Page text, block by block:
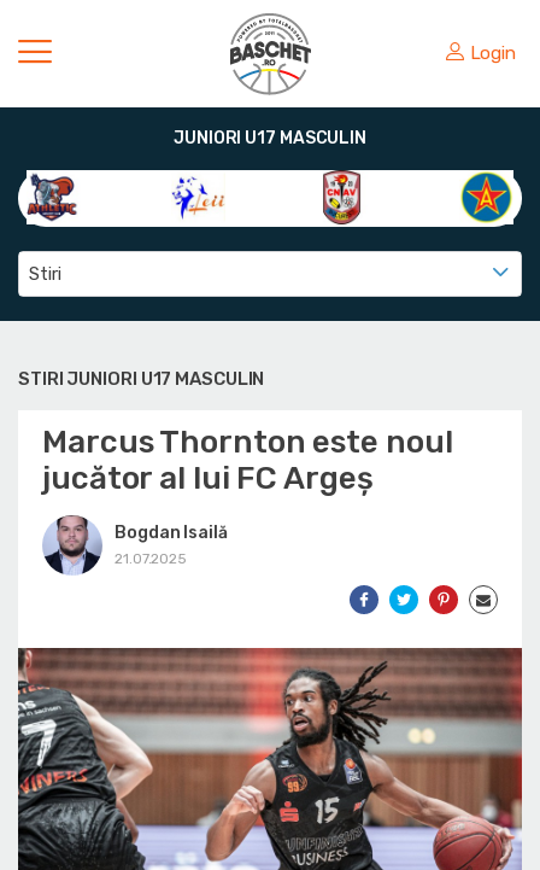
Login
JUNIORI U17 MASCULIN
Stiri
STIRI JUNIORI U17 MASCULIN
Marcus Thornton este noul
jucător al lui FC Argeș
Bogdan Isailă
21.07.2025